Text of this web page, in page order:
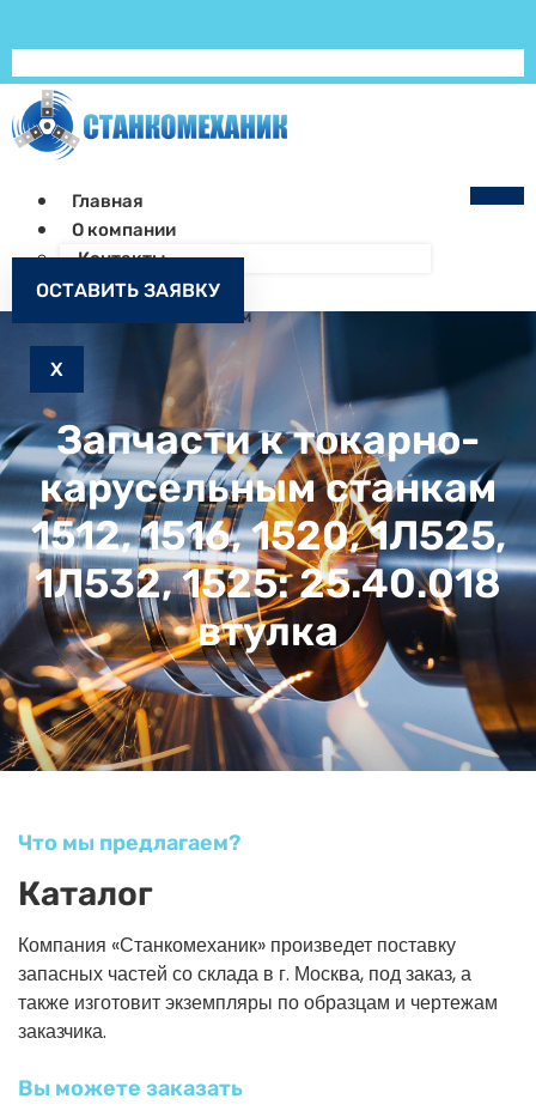
Главная
О компании
Контакты
Как заказать
Запчасти к станкам
X
ОСТАВИТЬ ЗАЯВКУ
Запчасти к токарно-
карусельным станкам
1512, 1516, 1520, 1Л525,
1Л532, 1525: 25.40.018
втулка
Что мы предлагаем?
Каталог
Компания «Станкомеханик» произведет поставку
запасных частей со склада в г. Москва, под заказ, а
также изготовит экземпляры по образцам и чертежам
заказчика.
Вы можете заказать